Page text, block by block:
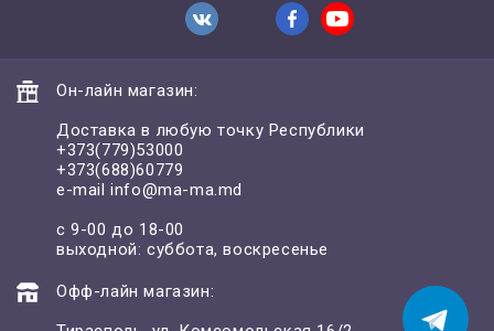
Он-лайн магазин:
Доставка в любую точку Республики
+373(779)53000
+373(688)60779
e-mailinfo@ma-ma.md
с 9-00 до 18-00
выходной: суббота, воскресенье
Офф-лайн магазин: